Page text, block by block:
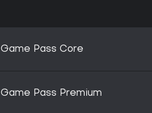
Game Pass Core
Game Pass Premium